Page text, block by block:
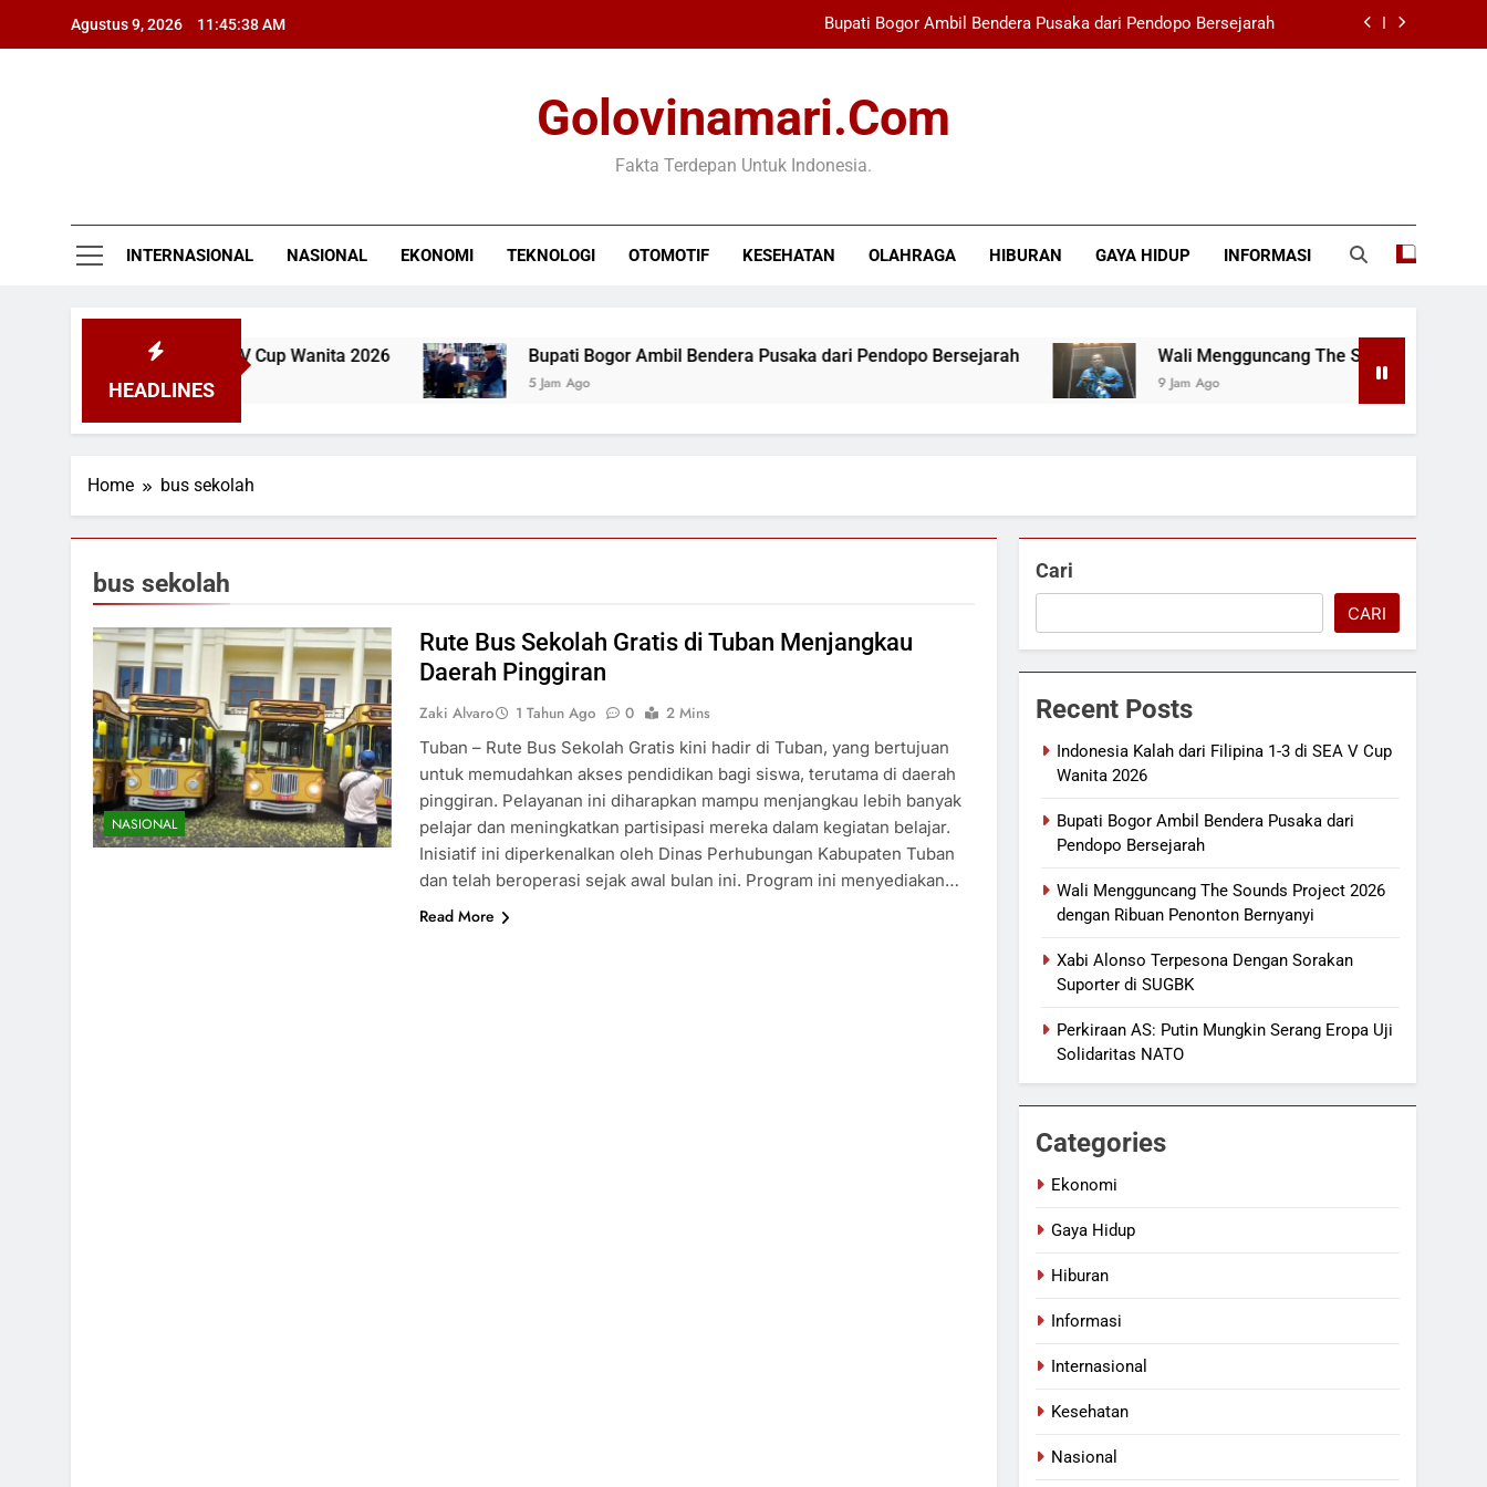
Agustus 9, 2026 11:45:38 AM Bupati Bogor Ambil Bendera Pusaka dari Pendopo Bersejarah
Xabi Alonso Terpesona Dengan Sorakan Suporter di SUGBK
Indonesia Kalah dari Filipina 1-3 di SEA V Cup Wanita 2026
Wali Mengguncang The Sounds Project 2026 dengan Ribuan Penonton Bernyanyi
Golovinamari.com
Fakta Terdepan Untuk Indonesia.
INTERNASIONAL NASIONAL EKONOMI TEKNOLOGI OTOMOTIF KESEHATAN OLAHRAGA HIBURAN GAYA HIDUP INFORMASI
HEADLINES
dari Filipina 1-3 di SEA V Cup Wanita 2026 Bupati Bogor Ambil Bendera Pusaka dari Pendopo Bersejarah
5 Jam Ago
Wali Mengguncang The Sounds Project 2026
9 Jam Ago
Home bus sekolah
bus sekolah
NASIONAL
Rute Bus Sekolah Gratis di Tuban Menjangkau
Daerah Pinggiran
Zaki Alvaro 1 Tahun Ago 0
2 Mins
Tuban – Rute Bus Sekolah Gratis kini hadir di Tuban, yang bertujuan
untuk memudahkan akses pendidikan bagi siswa, terutama di daerah
pinggiran. Pelayanan ini diharapkan mampu menjangkau lebih banyak
pelajar dan meningkatkan partisipasi mereka dalam kegiatan belajar.
Inisiatif ini diperkenalkan oleh Dinas Perhubungan Kabupaten Tuban
dan telah beroperasi sejak awal bulan ini. Program ini menyediakan…
Read More
Cari
CARI
Recent Posts
Indonesia Kalah dari Filipina 1-3 di SEA V Cup
Wanita 2026
Bupati Bogor Ambil Bendera Pusaka dari
Pendopo Bersejarah
Wali Mengguncang The Sounds Project 2026
dengan Ribuan Penonton Bernyanyi
Xabi Alonso Terpesona Dengan Sorakan
Suporter di SUGBK
Perkiraan AS: Putin Mungkin Serang Eropa Uji
Solidaritas NATO
Categories
Ekonomi
Gaya Hidup
Hiburan
Informasi
Internasional
Kesehatan
Nasional